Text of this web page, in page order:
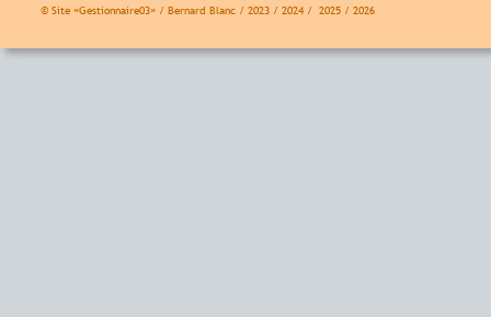
© Site «Gestionnaire03» / Bernard Blanc / 2023 / 2024 /  2025 / 2026